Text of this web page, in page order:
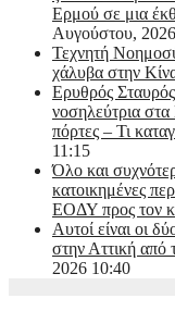
Ερμού σε μια
Αυγούστου,
Τεχνητή
χάλυβα στην
Ερυθρός
νοσηλεύτρια
πόρτες – Τι
11:15
Όλο και
κατοικημένες
ΕΟΔΥ προς τον
Αυτοί είναι οι
στην Αττική
2026 10:40